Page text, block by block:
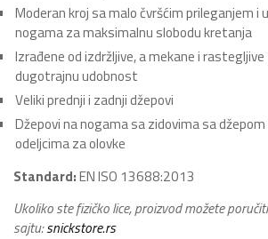
Moderan kroj sa malo čvršćim prileganjem i
nogama za maksimalnu slobodu kretanja
Izrađene od izdržljive, a mekane i
dugotrajnu udobnost
Veliki prednji i zadnji džepovi
Džepovi na nogama sa zidovima sa
odeljcima za olovke
Standard:EN ISO 13688:2013
Ukoliko ste fizičko lice, proizvod možete
sajtu:snickstore.rs